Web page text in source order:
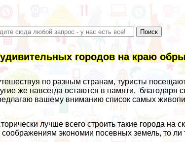
городов на краю
по разным странам, туристы
же навсегда остаются в памяти,
вашему вниманию список самых
лучше всего строить такие города на
соображениям экономии посевных земель, то ли